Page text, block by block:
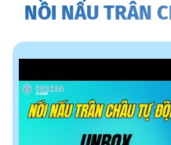
NỒI NẤU TRÂN